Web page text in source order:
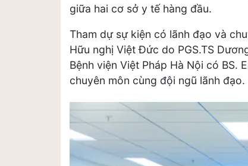
giữa hai cơ sở y tế hàng đầu.
Tham dự sự kiện có lãnh đạo và
Hữu nghị Việt Đức do PGS.TS
Bệnh viện Việt Pháp Hà Nội có BS.
chuyên môn cùng đội ngũ lãnh đạo.